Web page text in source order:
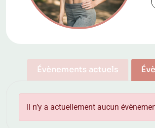
Évènements actuels
Il n’y a actuellement aucun